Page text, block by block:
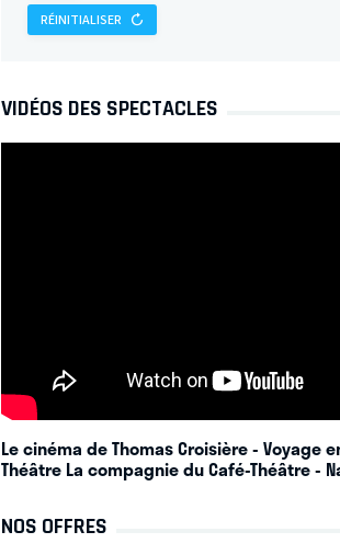
RÉINITIALISER
VIDÉOS DES SPECTACLES
Le cinéma de Thomas Croisière - Voyage
Théâtre La compagnie du Café-Théâtre-
NOS OFFRES